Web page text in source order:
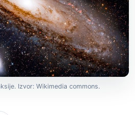
Izvor: Wikimedia commons.